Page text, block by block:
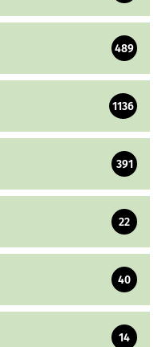
489
1136
391
22
40
14